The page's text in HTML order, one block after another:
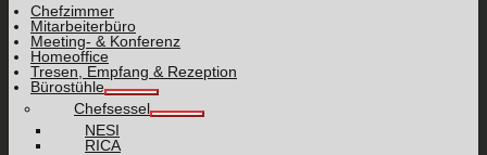
Chefzimmer
Mitarbeiterbüro
Meeting- & Konferenz
Homeoffice
Tresen, Empfang & Rezeption
Bürostühle
Chefsessel
NESI
RICA